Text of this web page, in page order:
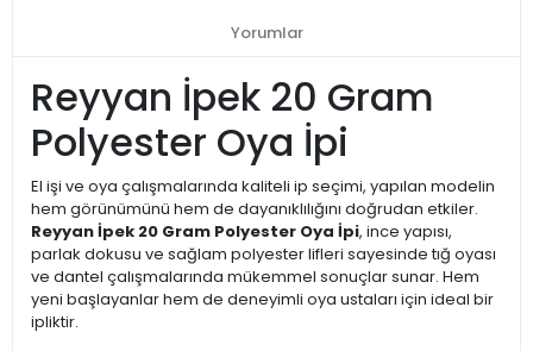
Yorumlar
Reyyan İpek 20 Gram
Polyester Oya İpi
El işi ve oya çalışmalarında kaliteli ip seçimi, yapılan modelin
hem görünümünü hem de dayanıklılığını doğrudan etkiler.
Reyyan İpek 20 Gram Polyester Oya İpi, ince yapısı,
parlak dokusu ve sağlam polyester lifleri sayesinde tığ oyası
ve dantel çalışmalarında mükemmel sonuçlar sunar. Hem
yeni başlayanlar hem de deneyimli oya ustaları için ideal bir
ipliktir.